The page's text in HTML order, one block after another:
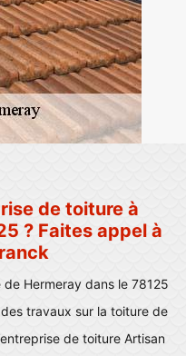
de toiture à
? Faites appel à
Hermeray dans le 78125
travaux sur la toiture de
de toiture Artisan